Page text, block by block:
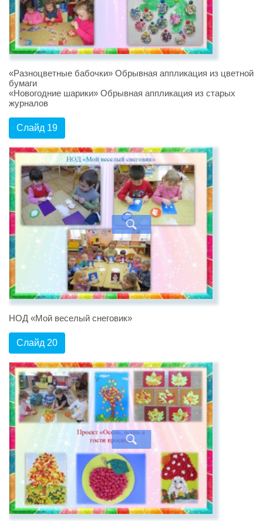
«Разноцветные бабочки» Обрывная аппликация из цветной
бумаги
«Новогодние шарики» Обрывная аппликация из старых
журналов
Слайд 19
НОД «Мой веселый снеговик»
Слайд 20